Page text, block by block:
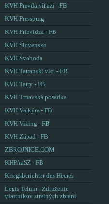
KVH Pravda víťazí - FB
KVH Pressburg
KVH Prievidza - FB
KVH Slovensko
KVH Svoboda
KVH Tatranskí vlci - FB
KVH Tatry - FB
KVH Trnavská posádka
KVH Valkýra - FB
KVH Viking - FB
KVH Západ - FB
ZBROJNICE.COM
KHPAaSZ - FB
Kriegsberichter des Heeres
Legis Telum - Združenie
vlastníkov strelných zbraní